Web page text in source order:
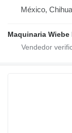
México,
Maquinaria Wiebe